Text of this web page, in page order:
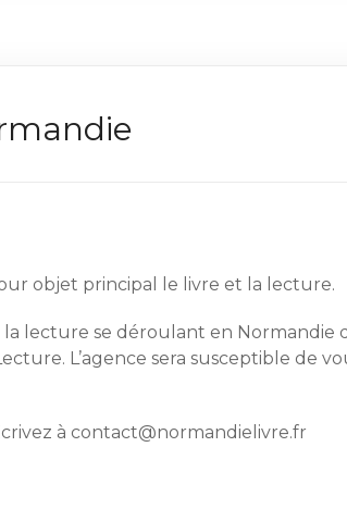
objet principal le livre et la lecture.
la lecture se déroulant en Normandie
L’agence sera susceptible de
à contact@normandielivre.fr